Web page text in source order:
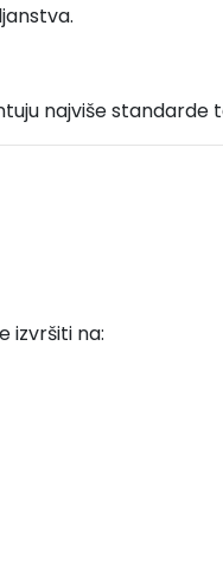
najviše standarde
izvršiti na: